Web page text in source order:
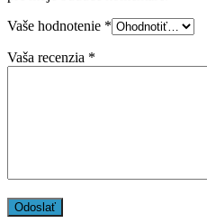
Vaše hodnotenie *
Vaša recenzia *